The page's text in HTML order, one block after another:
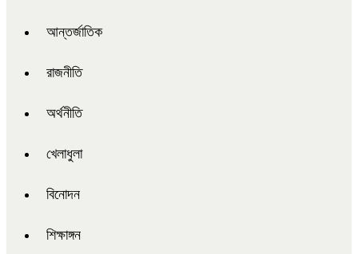
আন্তর্জাতিক
রাজনীতি
অর্থনীতি
খেলাধুলা
বিনোদন
শিক্ষাঙ্গন